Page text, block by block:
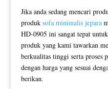
Jika anda sedang mencari
produk sofa minimalis jepara
HD-0905 ini sangat tepat
produk yang kami tawarkan
berkualitas tinggi serta proses
dengan harga yang sesuai
berikan.